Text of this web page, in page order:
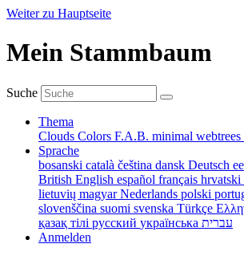
Weiter zu Hauptseite
Mein Stammbaum
Suche
Thema
Clouds Colors F.A.B. minimal webtrees
Sprache
bosanski català čeština dansk Deutsch
British English español français hrvatski
lietuvių magyarNederlands polski
slovenščina suomi svenska Türkçe
қазақ тілі русский українська עברית
Anmelden